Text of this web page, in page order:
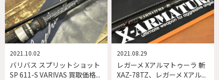
バリバス スプリットショット
SP 611-S VARIVAS 買取価格...
2021.10.02
レガーメ Xアルマトゥーラ 斬
XAZ-78TZ、レガーメ Xアル...
2021.08.29